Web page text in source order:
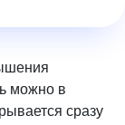
можно в
сразу